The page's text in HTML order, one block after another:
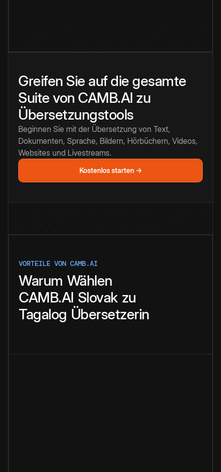
Greifen Sie auf die gesamte
Suite von CAMB.AI zu
Übersetzungstools
Beginnen Sie mit der Übersetzung von Text,
Dokumenten, Sprache, Bildern, Hörbüchern, Videos,
Websites und Livestreams.
Kostenlos starten →
VORTEILE VON CAMB.AI
Warum Wählen
CAMB.AI Slovak zu
Tagalog Übersetzerin